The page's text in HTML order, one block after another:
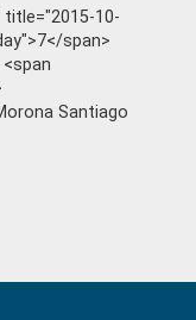
10-
span>
Santiago